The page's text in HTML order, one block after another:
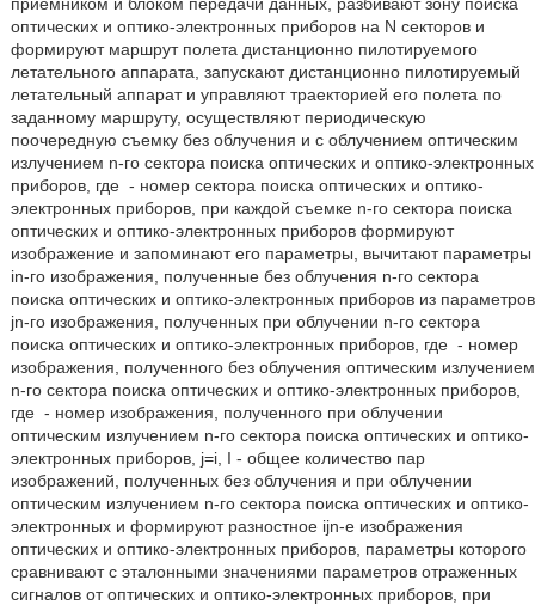
оптических и оптико-электронных приборов на N секторов и
формируют маршрут полета дистанционно пилотируемого
летательного аппарата, запускают дистанционно пилотируемый
летательный аппарат и управляют траекторией его полета по
заданному маршруту, осуществляют периодическую
поочередную съемку без облучения и с облучением оптическим
излучением n-го сектора поиска оптических и оптико-электронных
приборов, где - номер сектора поиска оптических и оптико-
электронных приборов, при каждой съемке n-го сектора поиска
оптических и оптико-электронных приборов формируют
изображение и запоминают его параметры, вычитают параметры
in-го изображения, полученные без облучения n-го сектора
поиска оптических и оптико-электронных приборов из параметров
jn-го изображения, полученных при облучении n-го сектора
поиска оптических и оптико-электронных приборов, где - номер
изображения, полученного без облучения оптическим излучением
n-го сектора поиска оптических и оптико-электронных приборов,
где - номер изображения, полученного при облучении
оптическим излучением n-го сектора поиска оптических и оптико-
электронных приборов, j=i, I - общее количество пар
изображений, полученных без облучения и при облучении
оптическим излучением n-го сектора поиска оптических и оптико-
электронных и формируют разностное ijn-е изображения
оптических и оптико-электронных приборов, параметры которого
сравнивают с эталонными значениями параметров отраженных
сигналов от оптических и оптико-электронных приборов, при